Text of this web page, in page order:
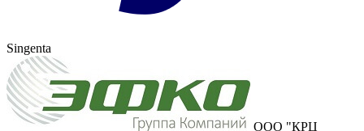
Singenta
ООО "КРЦ